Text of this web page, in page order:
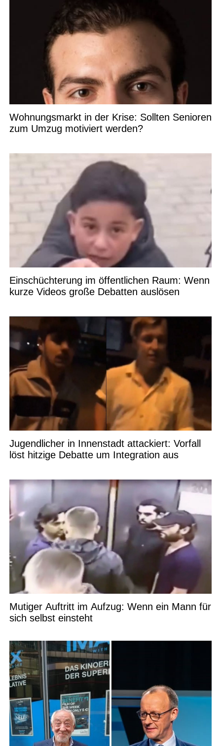
Wohnungsmarkt in der Krise: Sollten Senioren
zum Umzug motiviert werden?
Einschüchterung im öffentlichen Raum: Wenn
kurze Videos große Debatten auslösen
Jugendlicher in Innenstadt attackiert: Vorfall
löst hitzige Debatte um Integration aus
Mutiger Auftritt im Aufzug: Wenn ein Mann für
sich selbst einsteht